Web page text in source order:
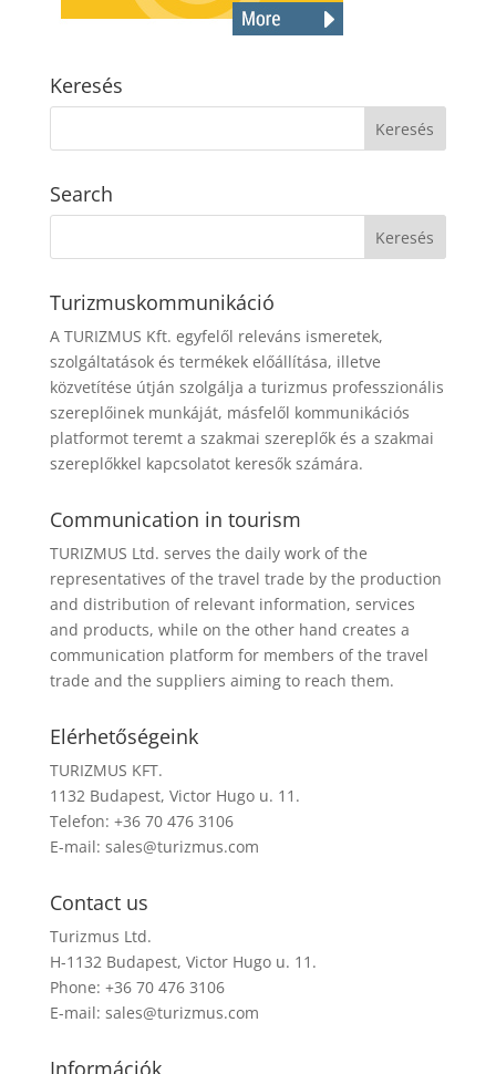
Keresés
Search
Turizmuskommunikáció
A TURIZMUS Kft. egyfelől releváns ismeretek,
szolgáltatások és termékek előállítása, illetve
közvetítése útján szolgálja a turizmus professzionális
szereplőinek munkáját, másfelől kommunikációs
platformot teremt a szakmai szereplők és a szakmai
szereplőkkel kapcsolatot keresők számára.
Communication in tourism
TURIZMUS Ltd. serves the daily work of the
representatives of the travel trade by the production
and distribution of relevant information, services
and products, while on the other hand creates a
communication platform for members of the travel
trade and the suppliers aiming to reach them.
Elérhetőségeink
TURIZMUS KFT.
1132 Budapest, Victor Hugo u. 11.
Telefon: +36 70 476 3106
E-mail: sales@turizmus.com
Contact us
Turizmus Ltd.
H-1132 Budapest, Victor Hugo u. 11.
Phone: +36 70 476 3106
E-mail: sales@turizmus.com
Információk